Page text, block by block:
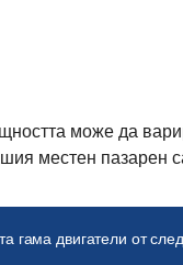
може да
местен пазарен
гама двигатели от